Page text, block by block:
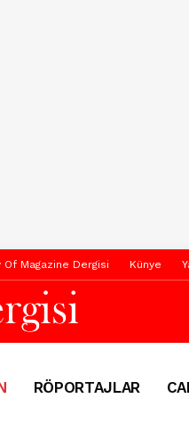
Of Magazine Dergisi Künye
RÖPORTAJLAR